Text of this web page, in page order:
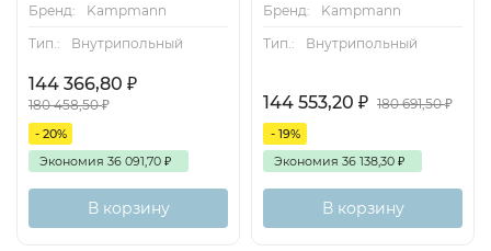
Бренд:
Kampmann
Тип.:
Внутрипольный
144 366,80 ₽
180 458,50₽
- 20%
Экономия 36 091,70 ₽
В корзину
Бренд:
Kampmann
Тип.:
Внутрипольный
144 553,20 ₽ 180 691,50₽
- 19%
Экономия 36 138,30 ₽
В корзину